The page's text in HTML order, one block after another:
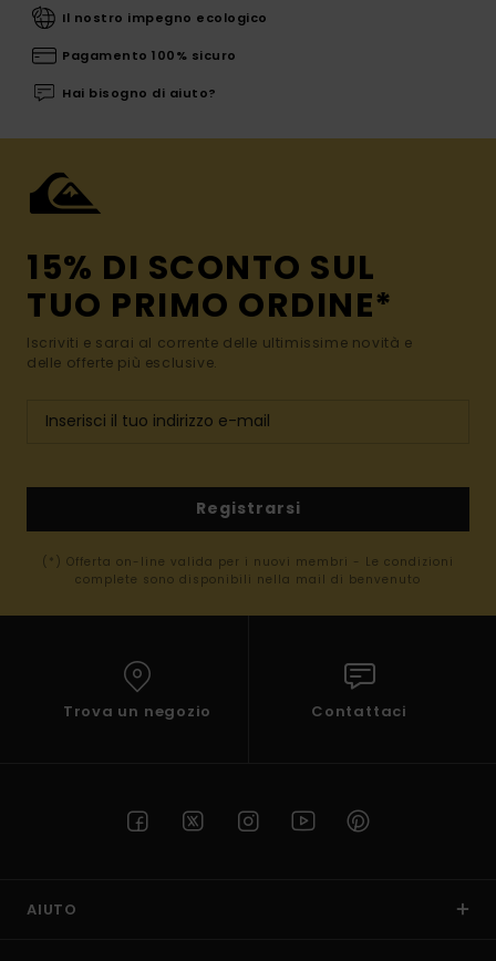
Il nostro impegno ecologico
Pagamento 100% sicuro
Hai bisogno di aiuto?
15% DI SCONTO SUL
TUO PRIMO ORDINE*
Iscriviti e sarai al corrente delle ultimissime novità e
delle offerte più esclusive.
Registrarsi
(*) Offerta on-line valida per i nuovi membri - Le condizioni
complete sono disponibili nella mail di benvenuto
Trova un negozio Contattaci
AIUTO